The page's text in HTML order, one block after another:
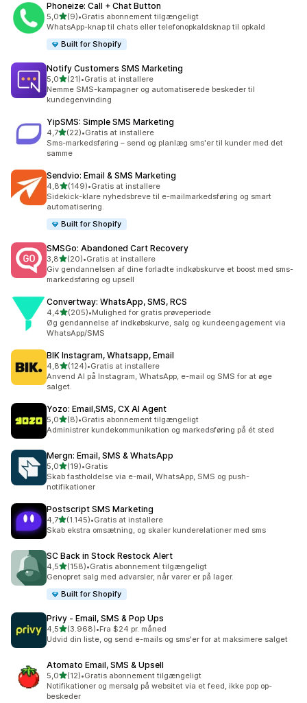
Phoneize: Call + Chat Button
5,0ud af 5 stjerner
(9)
9 anmeldelser i alt
•Gratis abonnement tilgængeligt
WhatsApp-knap til chats eller telefonopkaldsknap til opkald
Built for Shopify
Notify Customers SMS Marketing
5,0ud af 5 stjerner
(21)
21 anmeldelser i alt
•Gratis at installere
Nemme SMS-kampagner og automatiserede beskeder til
kundegenvinding
YipSMS: Simple SMS Marketing
4,7ud af 5 stjerner
(22)
22 anmeldelser i alt
•Gratis at installere
Sms-markedsføring – send og planlæg sms'er til kunder med det
samme
Sendvio: Email & SMS Marketing
4,8ud af 5 stjerner
(149)
149 anmeldelser i alt
•Gratis at installere
Sidekick-klare nyhedsbreve til e-mailmarkedsføring og smart
automatisering.
Built for Shopify
SMSGo: Abandoned Cart Recovery
3,8ud af 5 stjerner
(20)
20 anmeldelser i alt
•Gratis at installere
Giv gendannelsen af dine forladte indkøbskurve et boost med sms-
markedsføring og upsell
Convertway: WhatsApp, SMS, RCS
4,4ud af 5 stjerner
(205)
205 anmeldelser i alt
•Mulighed for gratis prøveperiode
Øg gendannelse af indkøbskurve, salg og kundeengagement via
WhatsApp/SMS
BIK Instagram, Whatsapp, Email
4,8ud af 5 stjerner
(124)
124 anmeldelser i alt
•Gratis at installere
Anvend AI på Instagram, WhatsApp, e-mail og SMS for at øge
salget.
Yozo: Email,SMS, CX AI Agent
5,0ud af 5 stjerner
(8)
8 anmeldelser i alt
•Gratis abonnement tilgængeligt
Administrer kundekommunikation og markedsføring på ét sted
Mergn: Email, SMS & WhatsApp
5,0ud af 5 stjerner
(19)
19 anmeldelser i alt
•Gratis
Skab fastholdelse via e-mail, WhatsApp, SMS og push-
notifikationer
Postscript SMS Marketing
4,7ud af 5 stjerner
(1.145)
1145 anmeldelser i alt
•Gratis at installere
Skab ekstra omsætning, og skaler kunderelationer med sms
SC Back in Stock Restock Alert
4,5ud af 5 stjerner
(158)
158 anmeldelser i alt
•Gratis abonnement tilgængeligt
Genopret salg med advarsler, når varer er på lager.
Built for Shopify
Privy ‑ Email, SMS & Pop Ups
4,5ud af 5 stjerner
(3.968)
3968 anmeldelser i alt
•Fra $24 pr. måned
Udvid din liste, og send e-mails og sms'er for at maksimere salget
Atomato Email, SMS & Upsell
5,0ud af 5 stjerner
(12)
12 anmeldelser i alt
•Gratis abonnement tilgængeligt
Notifikationer og mersalg på websitet via et feed, ikke pop op-
beskeder